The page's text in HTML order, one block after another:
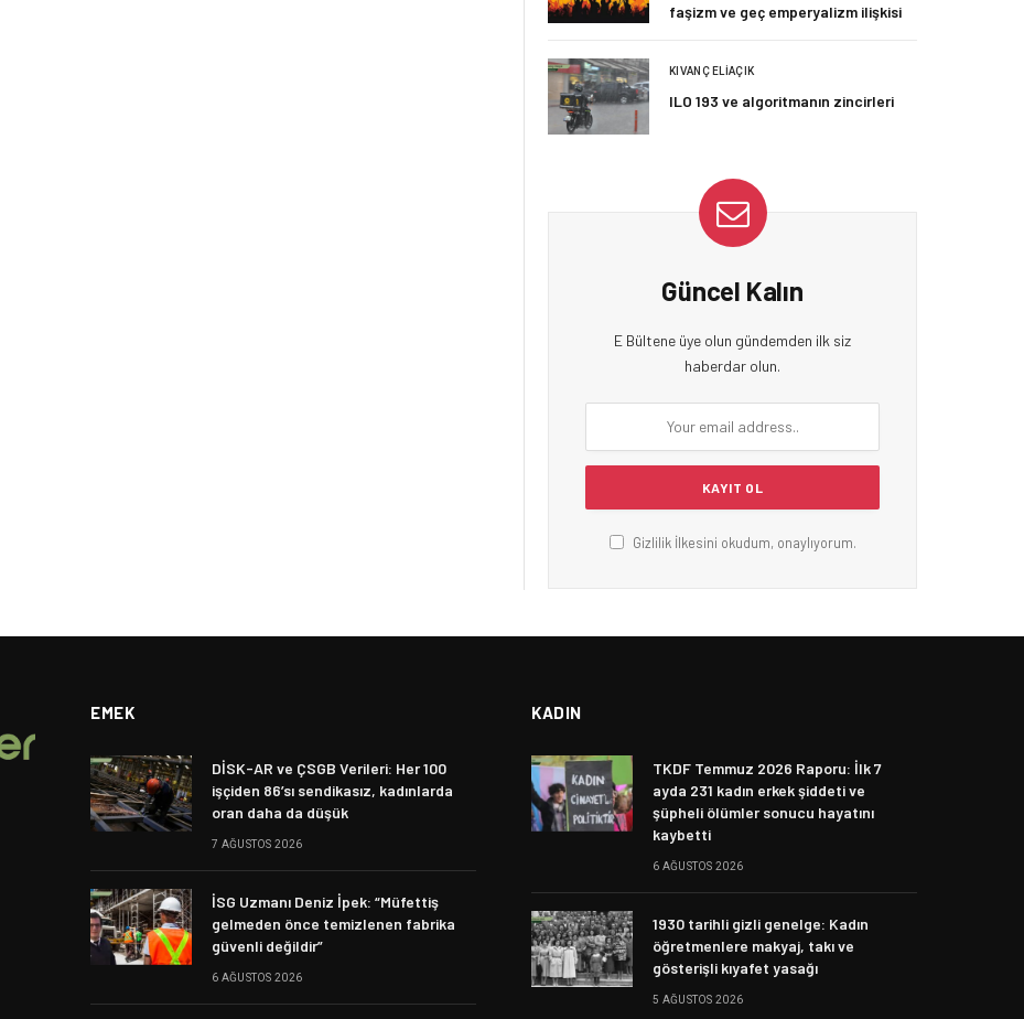
faşizm ve geç emperyalizm ilişkisi
KIVANÇ ELIAÇIK
ILO 193 ve algoritmanın zincirleri
Güncel Kalın
E Bültene üye olun gündemden ilk siz
haberdar olun.
Gizlilik İlkesini okudum, onaylıyorum.
EMEK
DİSK-AR ve ÇSGB Verileri: Her 100
işçiden 86’sı sendikasız, kadınlarda
oran daha da düşük
7 AĞUSTOS 2026
İSG Uzmanı Deniz İpek: “Müfettiş
gelmeden önce temizlenen fabrika
güvenli değildir”
6 AĞUSTOS 2026
KADIN
TKDF Temmuz 2026 Raporu: İlk 7
ayda 231 kadın erkek şiddeti ve
şüpheli ölümler sonucu hayatını
kaybetti
6 AĞUSTOS 2026
1930 tarihli gizli genelge: Kadın
öğretmenlere makyaj, takı ve
gösterişli kıyafet yasağı
5 AĞUSTOS 2026